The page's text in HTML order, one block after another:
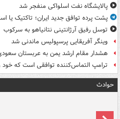
پالایشگاه نفت اسلواکی منفجر شد
پشت پرده توافق جدید ایران؛ تاکتیک یا
توسل رفیق آرژانتینی نتانیاهو به سرکوب
وینگر آفریقایی پرسپولیس ماندنی شد
هشدار مقام ارشد یمن به عربستان
ترامپ التماس‌کننده توافقی است که خود
حوادث